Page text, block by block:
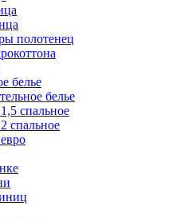
полотенец
белье
белье
спальное
спальное